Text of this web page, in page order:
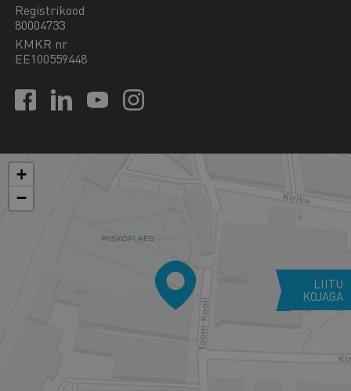
Registrikood
80004733
KMKR nr
EE100559448
+
−
LIITU
KOJAGA